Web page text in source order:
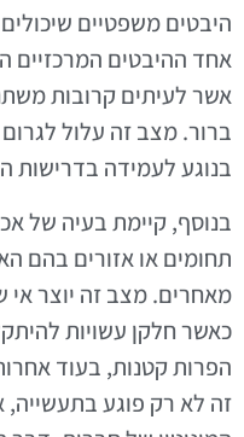
היבטים משפטיים
אחד ההיבטים המרכזיים
אשר לעיתים קרובות
ברור. מצב זה עלול
בנוגע לעמידה בדרישות
בנוסף, קיימת בעיה של
תחומים או אזורים בהם
מאחרים. מצב זה יוצר אי
כאשר חלקן עשויות
הפרות קטנות, בעוד
זה לא רק פוגע בתעשייה,